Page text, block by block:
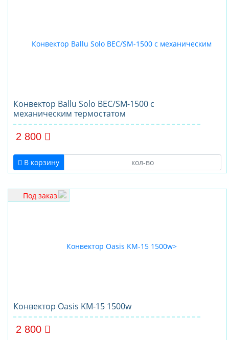
Конвектор Ballu Solo BEC/SM-1500 с
механическим термостатом
2 800
В корзину
Под заказ
Конвектор Oasis KM-15 1500w
2 800